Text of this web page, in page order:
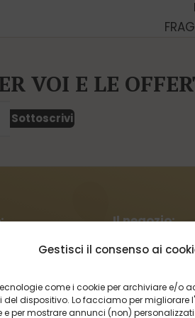
Gestisci il consenso ai
come i cookie per archiviare e/o
del dispositivo. Lo facciamo per migliorare
per mostrare annunci (non)
VOI E LE
Sottoscrivi
Il negozio: